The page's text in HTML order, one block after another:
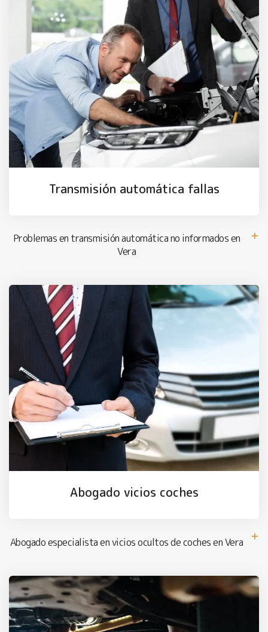
Transmisión automática fallas
Problemas en transmisión automática no informados en
Vera
Abogado vicios coches
Abogado especialista en vicios ocultos de coches en Vera